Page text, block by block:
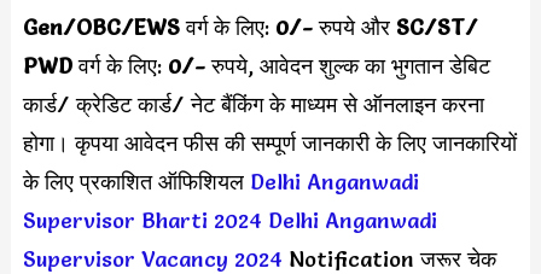
Gen/OBC/EWSवर्ग के लिए:0/-रुपये औरSC/ST/
PWD वर्ग के लिए:0/-रुपये, आवेदन शुल्क का भुगतान डेबिट
कार्ड/ क्रेडिट कार्ड/ नेट बैंकिंग के माध्यम से ऑनलाइन करना
होगा। कृपया आवेदन फीस की सम्पूर्ण जानकारी के लिए जानकारियों
के लिए प्रकाशित ऑफिशियल Delhi Anganwadi
Supervisor Bharti 2024 Delhi Anganwadi
Supervisor Vacancy 2024 Notification जरूर चेक